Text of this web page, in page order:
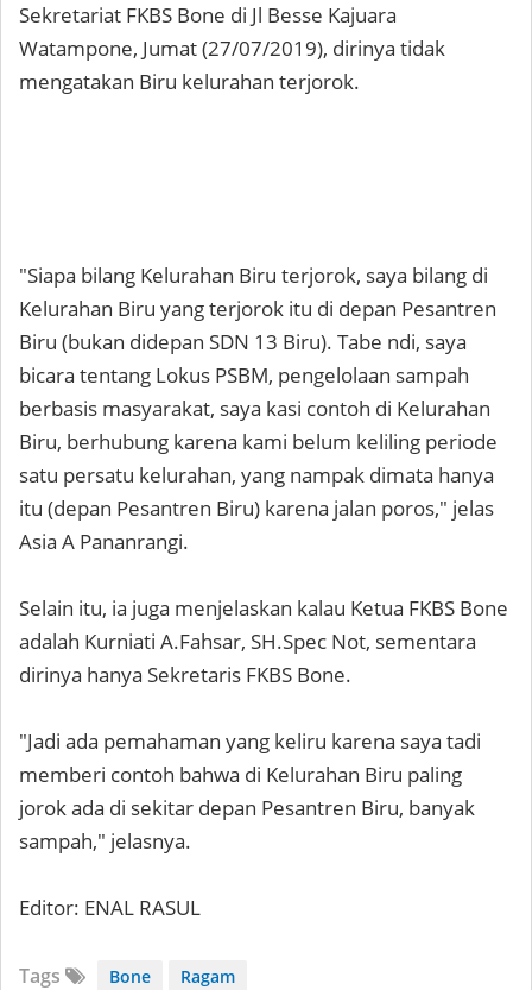
Sekretariat FKBS Bone di Jl Besse Kajuara
Watampone, Jumat (27/07/2019), dirinya tidak
mengatakan Biru kelurahan terjorok.
"Siapa bilang Kelurahan Biru terjorok, saya bilang di
Kelurahan Biru yang terjorok itu di depan Pesantren
Biru (bukan didepan SDN 13 Biru). Tabe ndi, saya
bicara tentang Lokus PSBM, pengelolaan sampah
berbasis masyarakat, saya kasi contoh di Kelurahan
Biru, berhubung karena kami belum keliling periode
satu persatu kelurahan, yang nampak dimata hanya
itu (depan Pesantren Biru) karena jalan poros," jelas
Asia A Pananrangi.
Selain itu, ia juga menjelaskan kalau Ketua FKBS Bone
adalah Kurniati A.Fahsar, SH.Spec Not, sementara
dirinya hanya Sekretaris FKBS Bone.
"Jadi ada pemahaman yang keliru karena saya tadi
memberi contoh bahwa di Kelurahan Biru paling
jorok ada di sekitar depan Pesantren Biru, banyak
sampah," jelasnya.
Editor: ENAL RASUL
Tags Bone Ragam